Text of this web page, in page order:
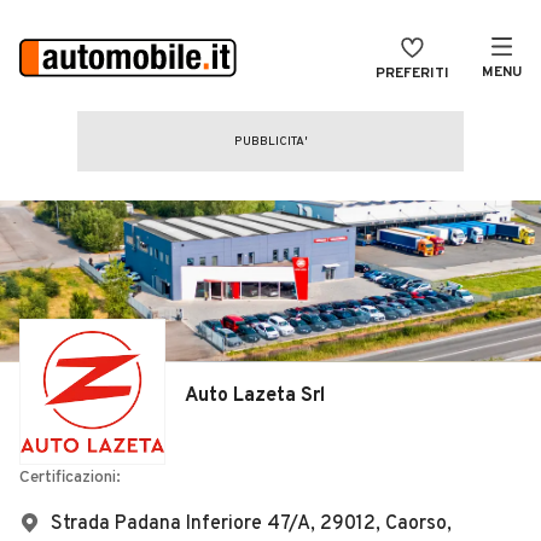
PREFERITI MENU
CERCA
Auto usate
Auto Km 0
Auto Nuove
Noleggio a lungo termine
Auto d'epoca
Moto
MAGAZINE
ACCEDI
Auto Lazeta Srl
Certificazioni:
Strada Padana Inferiore 47/A, 29012, Caorso,